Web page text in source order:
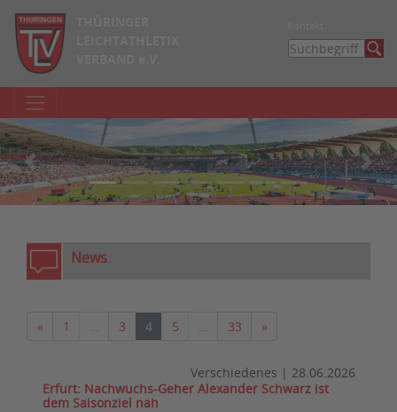
zurück
News
«Vorherige
1 … 3 4 5 … 33 »Nächste
Verschiedenes | 28.06.2026
Erfurt: Nachwuchs-Geher Alexander Schwarz ist
dem Saisonziel nah